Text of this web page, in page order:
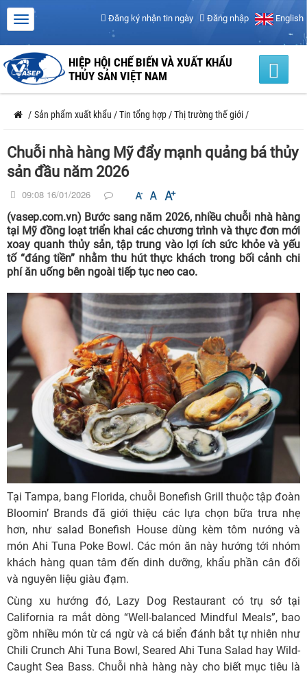
Đăng ký nhận tin ngày Đăng nhập English
HIỆP HỘI CHẾ BIẾN VÀ XUẤT KHẨU
THỦY SẢN VIỆT NAM
/ Sản phẩm xuất khẩu /Tin tổng hợp /Thị trường thế giới /
Chuỗi nhà hàng Mỹ đẩy mạnh quảng bá thủy
sản đầu năm 2026
09:08 16/01/2026
(vasep.com.vn) Bước sang năm 2026, nhiều chuỗi nhà hàng
tại Mỹ đồng loạt triển khai các chương trình và thực đơn mới
xoay quanh thủy sản, tập trung vào lợi ích sức khỏe và yếu
tố “đáng tiền” nhằm thu hút thực khách trong bối cảnh chi
phí ăn uống bên ngoài tiếp tục neo cao.
Tại Tampa, bang Florida, chuỗi Bonefish Grill thuộc tập đoàn
Bloomin’ Brands đã giới thiệu các lựa chọn bữa trưa nhẹ
hơn, như salad Bonefish House dùng kèm tôm nướng và
món Ahi Tuna Poke Bowl. Các món ăn này hướng tới nhóm
khách hàng quan tâm đến dinh dưỡng, khẩu phần cân đối
và nguyên liệu giàu đạm.
Cùng xu hướng đó, Lazy Dog Restaurant có trụ sở tại
California ra mắt dòng “Well-balanced Mindful Meals”, bao
gồm nhiều món từ cá ngừ và cá biển đánh bắt tự nhiên như
Chili Crunch Ahi Tuna Bowl, Seared Ahi Tuna Salad hay Wild-
Caught Sea Bass. Chuỗi nhà hàng này cho biết mục tiêu là